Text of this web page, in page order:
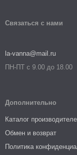
Связаться с нами
la-vanna@mail.ru
ПН-ПТ с 9.00 до 18.00
Дополнительно
Каталог
Обмен и возврат
Политика